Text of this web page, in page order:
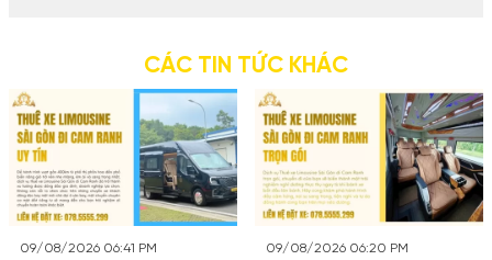
CÁC TIN TỨC KHÁC
09/08/2026 06:41 PM 09/08/2026 06:20 PM